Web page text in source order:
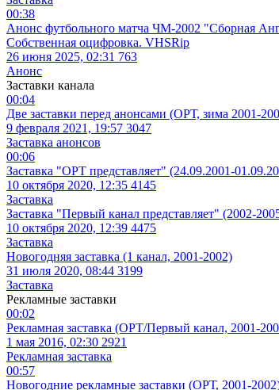
00:38
Анонс футбольного матча ЧМ-2002 "Сборная
Собственная оцифровка. VHSRip
26 июня 2025, 02:31 763
Анонс
Заставки канала
00:04
Две заставки перед анонсами (ОРТ, зима 2001-
9 февраля 2021, 19:57 3047
Заставка анонсов
00:06
Заставка "ОРТ представляет" (24.09.2001-
10 октября 2020, 12:35 4145
Заставка
Заставка "Первый канал представляет" (2002-
10 октября 2020, 12:39 4475
Заставка
Новогодняя заставка (1 канал, 2001-2002)
31 июля 2020, 08:44 3199
Заставка
Рекламные заставки
00:02
Рекламная заставка (ОРТ/Первый канал, 2001-
1 мая 2016, 02:30 2921
Рекламная заставка
00:57
Новогодние рекламные заставки (ОРТ, 2001-